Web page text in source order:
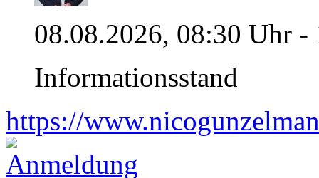
08.08.2026, 08:30 Uhr -
Informationsstand
https://